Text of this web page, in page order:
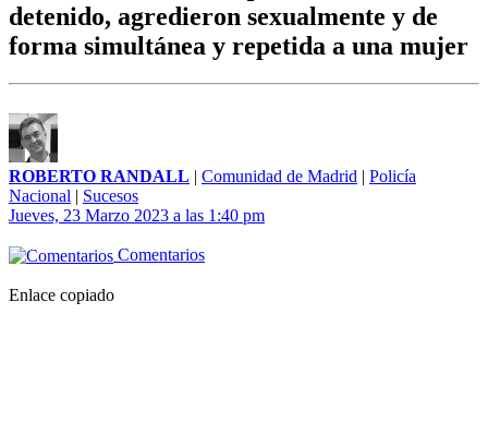
detenido, agredieron sexualmente y de
forma simultánea y repetida a una mujer
ROBERTO RANDALL | Comunidad de Madrid | Policía
Nacional | Sucesos
Jueves, 23 Marzo 2023 a las 1:40 pm
Comentarios
Enlace copiado